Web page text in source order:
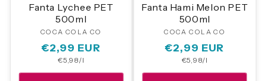
Fanta Lychee PET
500ml
Anbieter:
COCA COLA CO
Normaler
Preis
€2,99 EUR
Grundpreis
€5,98/l
Fanta Hami Melon PET
500ml
Anbieter:
COCA COLA CO
Normaler
Preis
€2,99 EUR
Grundpreis
€5,98/l